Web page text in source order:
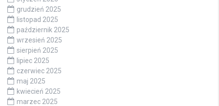
grudzień 2025
listopad 2025
październik 2025
wrzesień 2025
sierpień 2025
lipiec 2025
czerwiec 2025
maj 2025
kwiecień 2025
marzec 2025